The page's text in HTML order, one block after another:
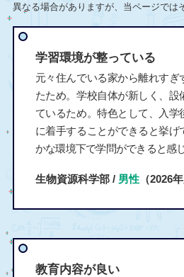
異なる場合がありますが、当ページでは
学習環境が整っている
元々住んでいる家から離れすぎ
たため。学校自体が新しく、設
ているため。特色として、入学
に着手することができると挙げ
かな環境下で学問ができると感
生物資源科学部 / 男性（2026年
教育内容が良い